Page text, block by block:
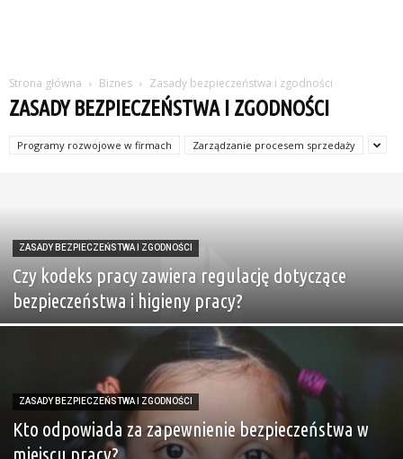
Strona główna Biznes Zasady bezpieczeństwa i zgodności
ZASADY BEZPIECZEŃSTWA I ZGODNOŚCI
Programy rozwojowe w firmach Zarządzanie procesem sprzedaży
ZASADY BEZPIECZEŃSTWA I ZGODNOŚCI
Czy kodeks pracy zawiera regulację dotyczące
bezpieczeństwa i higieny pracy?
ZASADY BEZPIECZEŃSTWA I ZGODNOŚCI
Kto odpowiada za zapewnienie bezpieczeństwa w
miejscu pracy?